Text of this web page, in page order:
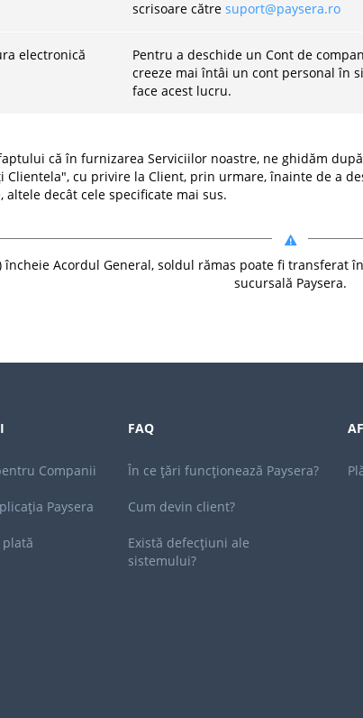
scrisoare către suport@paysera.ro
electronică
Pentru a deschide un Cont de
creeze mai întâi un cont personal în
face acest lucru.
că în furnizarea Serviciilor noastre, ne ghidăm
cu privire la Client, prin urmare, înainte de a
decât cele specificate mai sus.
încheie Acordul General, soldul rămas poate fi
sucursală Paysera.
Companii
Paysera
plată
FAQ
În ce țări funcționează Paysera?
Cum devin client?
Există defecțiuni ale
sistemului?